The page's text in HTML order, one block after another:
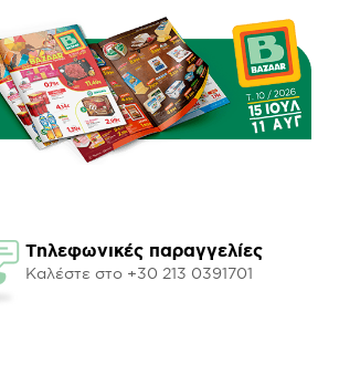
Τηλεφωνικές παραγγελίες
Καλέστε στο +30 213 0391701